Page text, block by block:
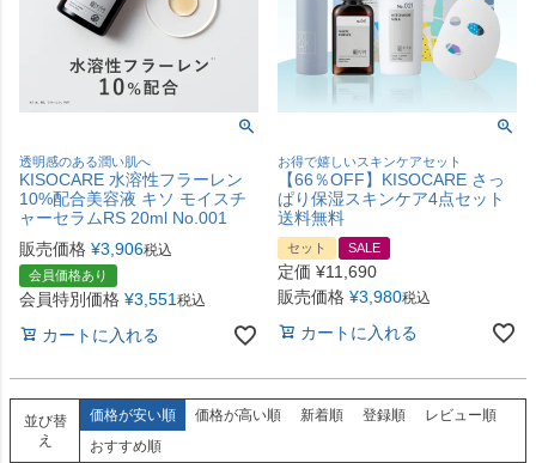
透明感のある潤い肌へ
KISOCARE 水溶性フラーレン
10%配合美容液 キソ モイスチ
ャーセラムRS 20ml No.001
販売価格 ¥3,906税込
会員価格あり
会員特別価格 ¥3,551 税込
カートに入れる
お得で嬉しいスキンケアセット
【66％OFF】KISOCARE さっ
ぱり保湿スキンケア4点セット
送料無料
セット SALE
定価 ¥11,690
販売価格 ¥3,980税込
カートに入れる
並び替
え
価格が安い順 価格が高い順 新着順 登録順
レビュー順
おすすめ順